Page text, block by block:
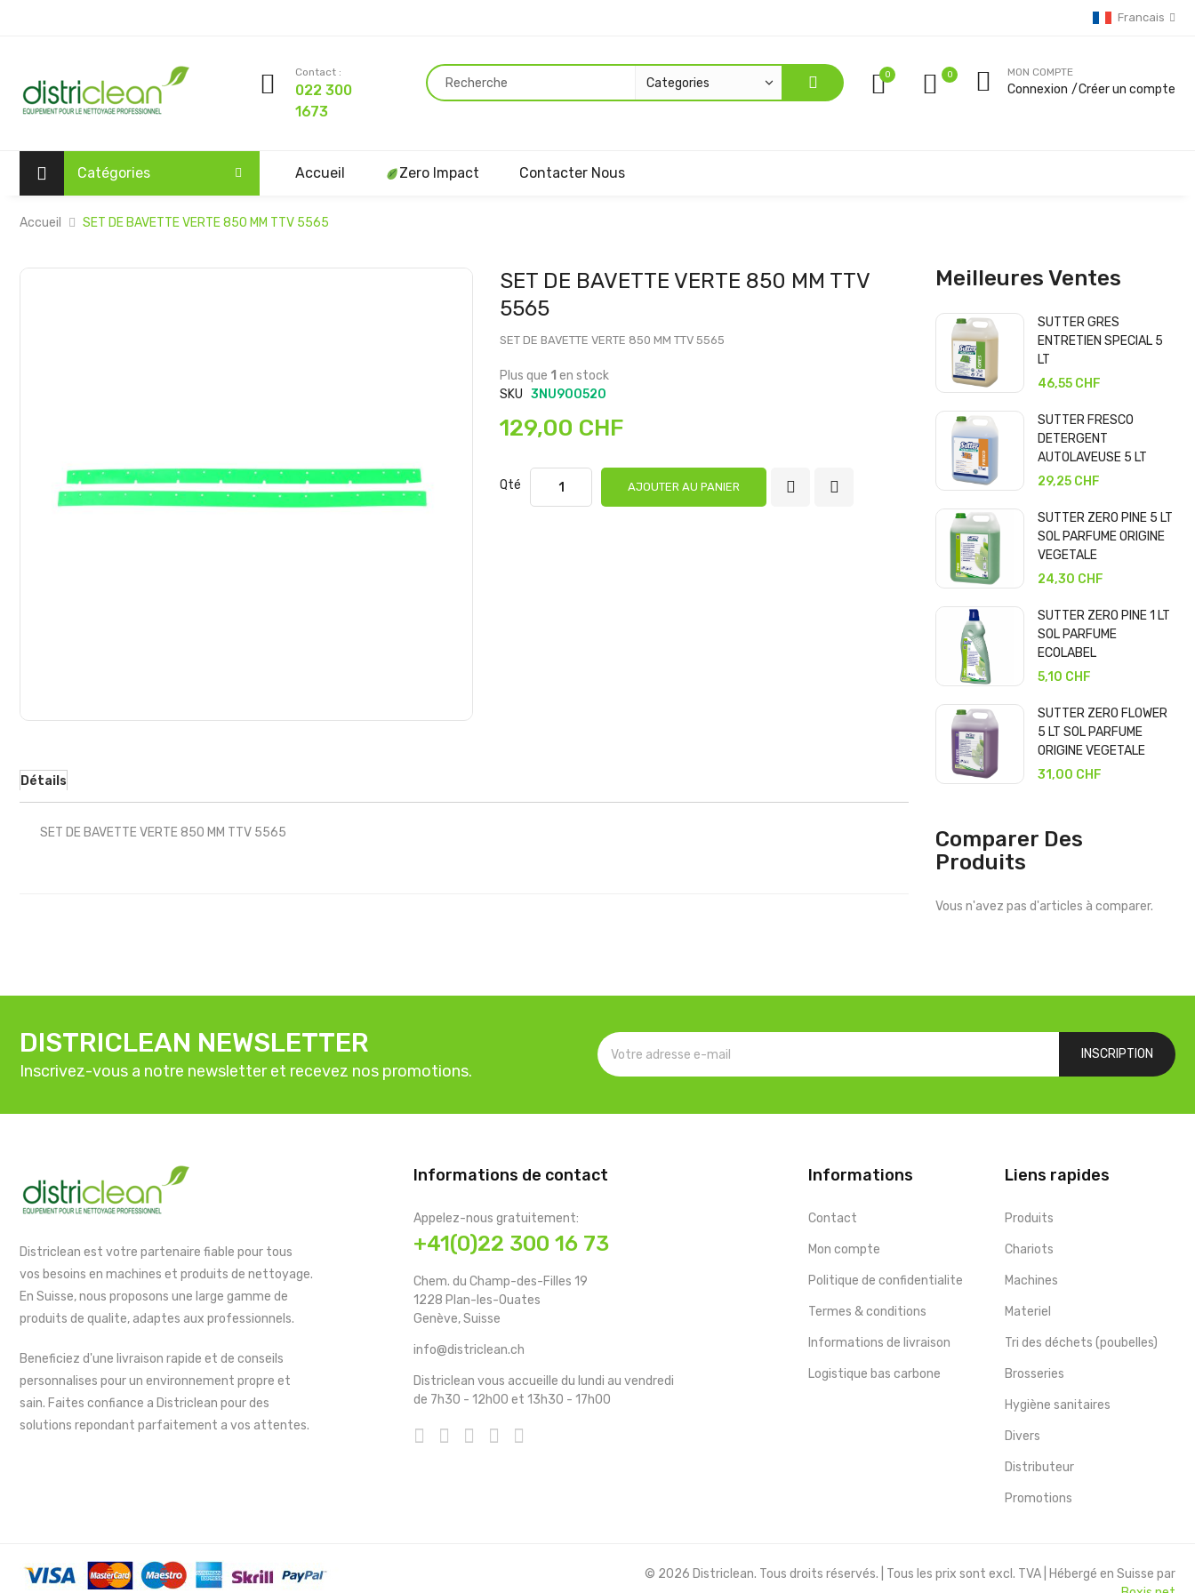
Francais
Contact :
022 300
1673
0 MON COMPTE
Connexion Créer un compte
Catégories Accueil Zero Impact Contacter Nous
Accueil SET DE BAVETTE VERTE 850 MM TTV 5565
Passer
Passer
début
Galerie
d’images
SET DE BAVETTE VERTE 850 MM TTV
5565
SET DE BAVETTE VERTE 850 MM TTV 5565
Plus que 1 en stock
SKU 3NU900520
129,00 CHF
Qté AJOUTER AU PANIER
Détails
SET DE BAVETTE VERTE 850 MM TTV 5565
Meilleures Ventes
SUTTER GRES
ENTRETIEN SPECIAL 5
LT
46,55 CHF
SUTTER FRESCO
DETERGENT
AUTOLAVEUSE 5 LT
29,25 CHF
SUTTER ZERO PINE 5 LT
SOL PARFUME ORIGINE
VEGETALE
24,30 CHF
SUTTER ZERO PINE 1 LT
SOL PARFUME
ECOLABEL
5,10 CHF
SUTTER ZERO FLOWER
5 LT SOL PARFUME
ORIGINE VEGETALE
31,00 CHF
Comparer Des
Produits
Vous n'avez pas d'articles à comparer.
DISTRICLEAN NEWSLETTER
Inscrivez-vous a notre newsletter et recevez nos promotions.
INSCRIPTION
Districlean est votre partenaire fiable pour tous
vos besoins en machines et produits de nettoyage.
En Suisse, nous proposons une large gamme de
produits de qualite, adaptes aux professionnels.
Beneficiez d'une livraison rapide et de conseils
personnalises pour un environnement propre et
sain. Faites confiance a Districlean pour des
solutions repondant parfaitement a vos attentes.
Informations de contact
Appelez-nous gratuitement:
+41(0)22 300 16 73
Chem. du Champ-des-Filles 19
1228 Plan-les-Ouates
Genève, Suisse
info@districlean.ch
Districlean vous accueille du lundi au vendredi
de 7h30 - 12h00 et 13h30 - 17h00
Informations
Contact
Mon compte
Politique de confidentialite
Termes & conditions
Informations de livraison
Logistique bas carbone
Liens rapides
Produits
Chariots
Machines
Materiel
Tri des déchets (poubelles)
Brosseries
Hygiène sanitaires
Divers
Distributeur
Promotions
© 2026 Districlean. Tous droits réservés. | Tous les prix sont excl. TVA | Hébergé en Suisse par